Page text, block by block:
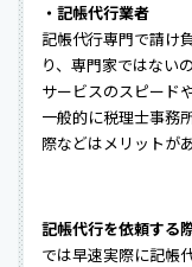
・記帳代行業者
記帳代行専門で請け
り、専門家ではない
サービスのスピード
一般的に税理士事務
際などはメリットが
記帳代行を依頼する
では早速実際に記帳